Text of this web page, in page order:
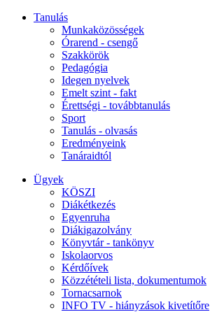
Tanulás
Munkaközösségek
Órarend - csengő
Szakkörök
Pedagógia
Idegen nyelvek
Emelt szint - fakt
Érettségi - továbbtanulás
Sport
Tanulás - olvasás
Eredményeink
Tanáraidtól
Ügyek
KÖSZI
Diákétkezés
Egyenruha
Diákigazolvány
Könyvtár - tankönyv
Iskolaorvos
Kérdőívek
Közzétételi lista, dokumentumok
Tornacsarnok
INFO TV - hiányzások kivetítőre